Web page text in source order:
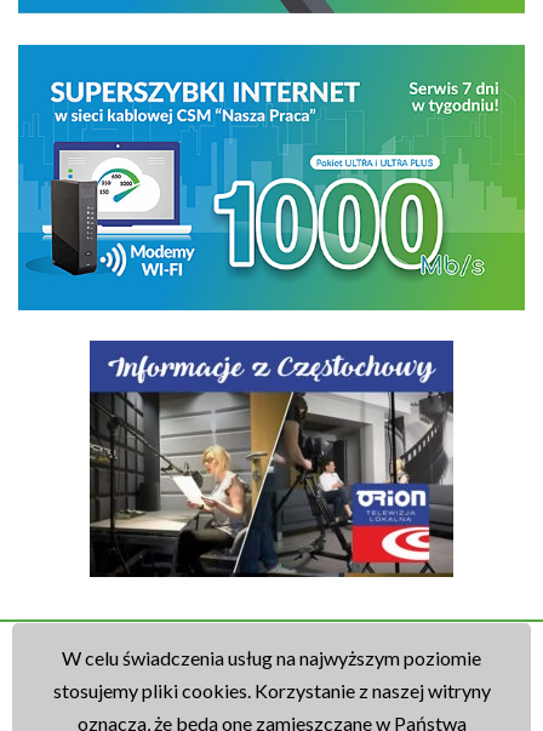
Copyright 2026 © Częstochowska Spółdzielnia
Mieszkaniowa "Nasza Praca"
W celu świadczenia usług na najwyższym poziomie
stosujemy pliki cookies. Korzystanie z naszej witryny
oznacza, że będą one zamieszczane w Państwa